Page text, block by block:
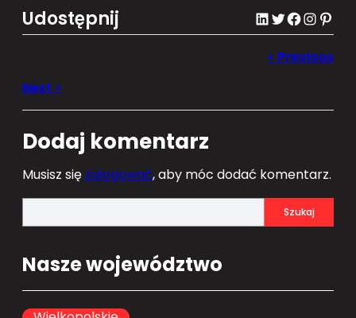
Udostępnij LinkedIn Twitter Facebook Instagram Pinterest
Dodaj komentarz
Musisz się zalogować, aby móc dodać komentarz.
e
r
c
h
Szukaj
Nasze województwo